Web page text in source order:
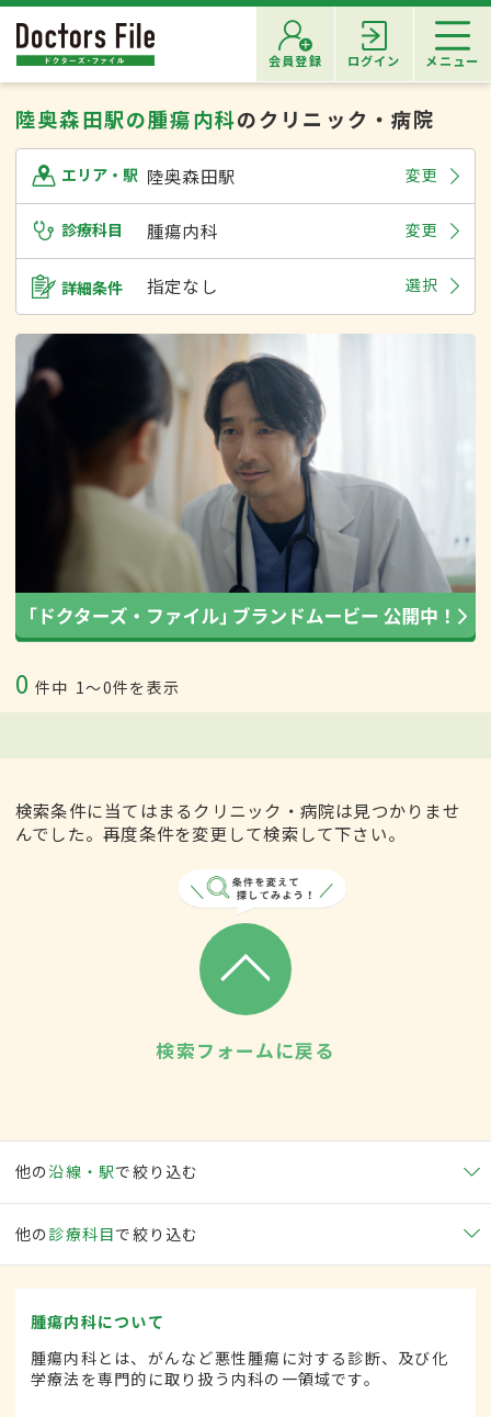
会員登録 ログイン メニュー
陸奥森田駅の腫瘍内科のクリニック・病院
エリア・駅 陸奥森田駅 変更
診療科目 腫瘍内科 変更
詳細条件 指定なし 選択
0 件中 1〜0件を表示
検索条件に当てはまるクリニック・病院は見つかりませ
んでした。再度条件を変更して検索して下さい。
検索フォームに戻る
他の沿線・駅で絞り込む
他の 診療科目で絞り込む
腫瘍内科について
腫瘍内科とは、がんなど悪性腫瘍に対する診断、及び化
学療法を専門的に取り扱う内科の一領域です。